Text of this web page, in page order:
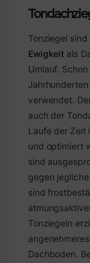
Tonziegel
Ewigkeit als
Umlauf.
verwendet.
auch der
Laufe der Zeit
und optimiert
sind
gegen
sind
Tonziegeln
Dachboden.